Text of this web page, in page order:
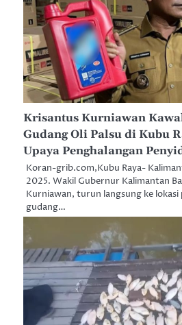
Krisantus Kurniawan
Gudang Oli Palsu di Kubu
Upaya Penghalangan
Koran-grib.com,Kubu Raya-
2025. Wakil Gubernur Kalimantan
Kurniawan, turun langsung ke lokasi
gudang…